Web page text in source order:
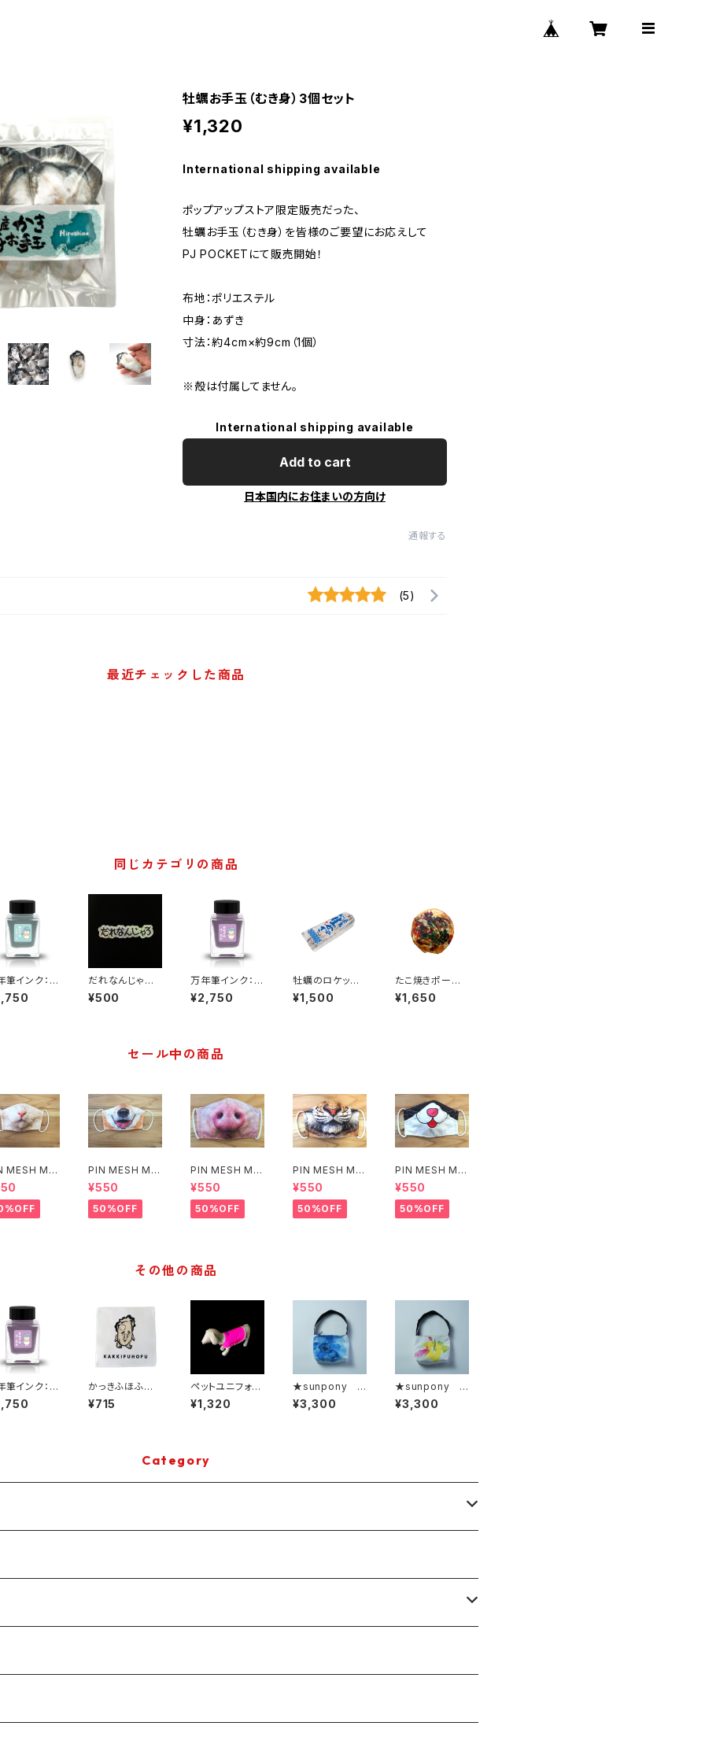
牡蠣お手玉（むき身）3個セット
¥1,320
International shipping available
ポップアップストア限定販売だった、
牡蠣お手玉（むき身）を皆様のご要望にお応えして
PJ POCKETにて販売開始！
布地：ポリエステル
中身：あずき
寸法：約4cm×約9cm（1個）
※殻は付属してません。
International shipping available
Add to cart
日本国内にお住まいの方向け
通報する
(5)
最近チェックした商品
同じカテゴリの商品
筆インク：あ
ゆぐりー
わいえっと
だれなんじゃろ
ホログラムステッ
カー（1枚売り）
¥500
万年筆インク：お
めざめぱーぷ
る くわいえっと
¥2,750
牡蠣のロケット
ファスナーポー
チ
¥1,500
たこ焼きポーチ1
個
¥1,650
セール中の商品
MESH MA
こ)
PIN MESH MA
SK(いぬ)
¥550
50%OFF
PIN MESH MA
SK(ぶた)
¥550
50%OFF
PIN MESH MA
SK(トラ)
¥550
50%OFF
PIN MESH MA
SK(イラストね
こ)
¥550
50%OFF
その他の商品
筆インク：お
めぱーぷ
わいえっと
かっきふほふ
ハンドタオル
¥715
ペットユニフォー
ム（ピンク）
¥1,320
★sunpony バ
ッグ「青アネモ
ネ」
¥3,300
★sunpony バ
ッグ「チューリッ
プ」
¥3,300
Category